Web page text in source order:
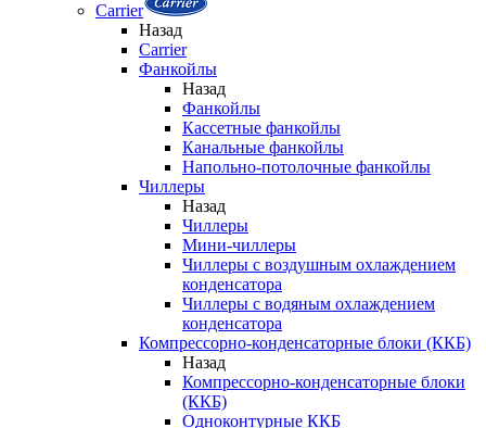
Carrier
Назад
Carrier
Фанкойлы
Назад
Фанкойлы
Кассетные фанкойлы
Канальные фанкойлы
Напольно-потолочные фанкойлы
Чиллеры
Назад
Чиллеры
Мини-чиллеры
Чиллеры с воздушным охлаждением
конденсатора
Чиллеры с водяным охлаждением
конденсатора
Компрессорно-конденсаторные блоки (ККБ)
Назад
Компрессорно-конденсаторные блоки
(ККБ)
Одноконтурные ККБ